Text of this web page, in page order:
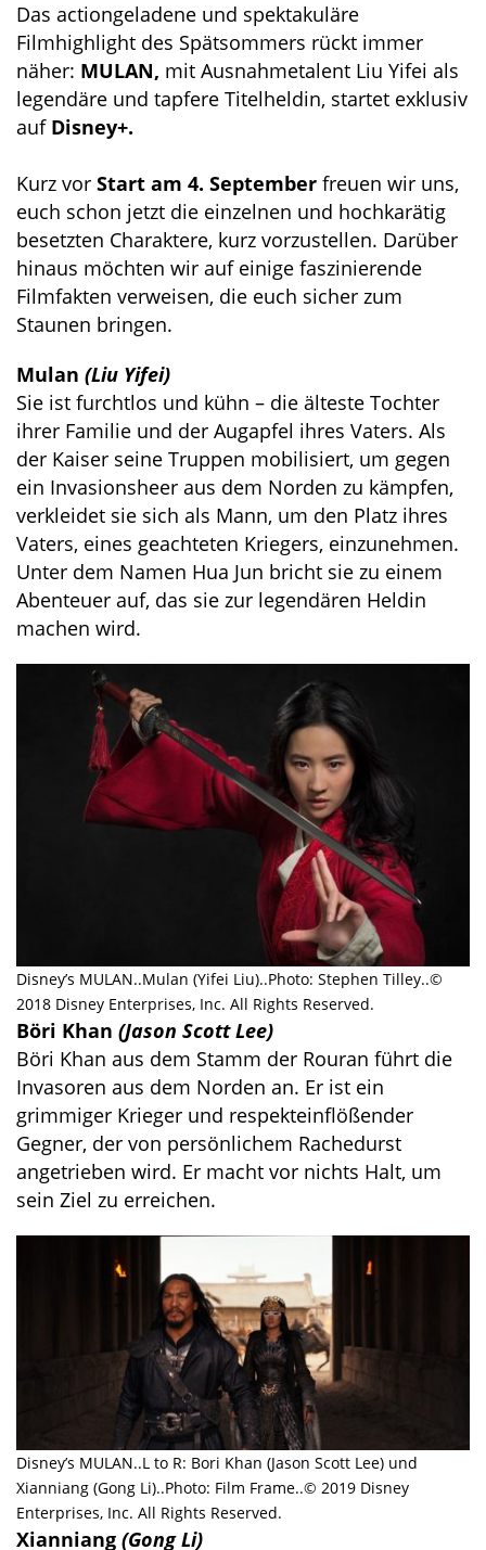
Das actiongeladene und spektakuläre
Filmhighlight des Spätsommers rückt immer
näher: MULAN, mit Ausnahmetalent Liu Yifei als
legendäre und tapfere Titelheldin, startet exklusiv
auf Disney+.
Kurz vor Start am 4. September freuen wir uns,
euch schon jetzt die einzelnen und hochkarätig
besetzten Charaktere, kurz vorzustellen. Darüber
hinaus möchten wir auf einige faszinierende
Filmfakten verweisen, die euch sicher zum
Staunen bringen.
Mulan (Liu Yifei)
Sie ist furchtlos und kühn – die älteste Tochter
ihrer Familie und der Augapfel ihres Vaters. Als
der Kaiser seine Truppen mobilisiert, um gegen
ein Invasionsheer aus dem Norden zu kämpfen,
verkleidet sie sich als Mann, um den Platz ihres
Vaters, eines geachteten Kriegers, einzunehmen.
Unter dem Namen Hua Jun bricht sie zu einem
Abenteuer auf, das sie zur legendären Heldin
machen wird.
Disney’s MULAN..Mulan (Yifei Liu)..Photo: Stephen Tilley..©
2018 Disney Enterprises, Inc. All Rights Reserved.
Böri Khan (Jason Scott Lee)
Böri Khan aus dem Stamm der Rouran führt die
Invasoren aus dem Norden an. Er ist ein
grimmiger Krieger und respekteinflößender
Gegner, der von persönlichem Rachedurst
angetrieben wird. Er macht vor nichts Halt, um
sein Ziel zu erreichen.
Disney’s MULAN..L to R: Bori Khan (Jason Scott Lee) und
Xianniang (Gong Li)..Photo: Film Frame..© 2019 Disney
Enterprises, Inc. All Rights Reserved.
Xianniang (Gong Li)